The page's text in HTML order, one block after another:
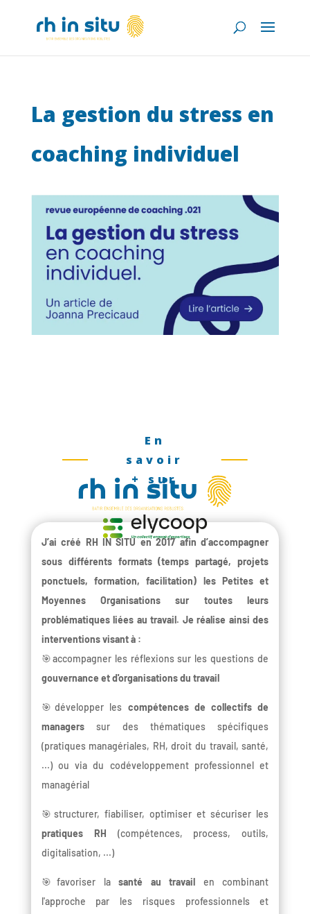
La gestion du stress en
coaching individuel
En
savoir
+ sur
J’ai créé RH IN SITU en 2017 afin d’accompagner
sous différents formats (temps partagé, projets
ponctuels, formation, facilitation) les Petites et
Moyennes Organisations sur toutes leurs
problématiques liées au travail. Je réalise ainsi des
interventions visant à :
🎯accompagner les réflexions sur les questions de
gouvernance et d'organisations du travail
🎯développer les compétences de collectifs de
managerssur des thématiques spécifiques
(pratiques managériales, RH, droit du travail, santé,
...) ou via du codéveloppement professionnel et
managérial
🎯structurer, fiabiliser, optimiser et sécuriser les
pratiques RH (compétences, process, outils,
digitalisation, ...)
🎯favoriser lasanté au travail en combinant
l'approche par les risques professionnels et